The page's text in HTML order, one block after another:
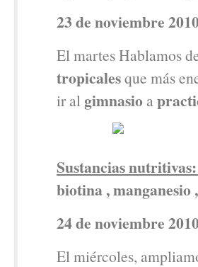
23 de noviembre
El martes Hablamos
tropicalesque más
ir al gimnasio a
Sustancias nutritivas:
biotina , manganesio
24 de noviembre
El miércoles,